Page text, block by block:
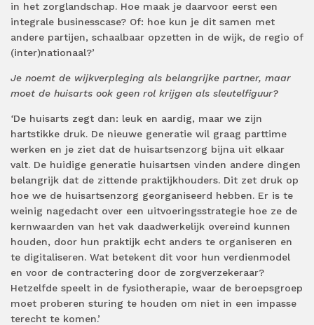
in het zorglandschap. Hoe maak je daarvoor eerst een
integrale businesscase? Of: hoe kun je dit samen met
andere partijen, schaalbaar opzetten in de wijk, de regio of
(inter)nationaal?’
Je noemt de wijkverpleging als belangrijke partner, maar
moet de huisarts ook geen rol krijgen als sleutelfiguur?
‘De huisarts zegt dan: leuk en aardig, maar we zijn
hartstikke druk. De nieuwe generatie wil graag parttime
werken en je ziet dat de huisartsenzorg bijna uit elkaar
valt. De huidige generatie huisartsen vinden andere dingen
belangrijk dat de zittende praktijkhouders. Dit zet druk op
hoe we de huisartsenzorg georganiseerd hebben. Er is te
weinig nagedacht over een uitvoeringsstrategie hoe ze de
kernwaarden van het vak daadwerkelijk overeind kunnen
houden, door hun praktijk echt anders te organiseren en
te digitaliseren. Wat betekent dit voor hun verdienmodel
en voor de contractering door de zorgverzekeraar?
Hetzelfde speelt in de fysiotherapie, waar de beroepsgroep
moet proberen sturing te houden om niet in een impasse
terecht te komen.’